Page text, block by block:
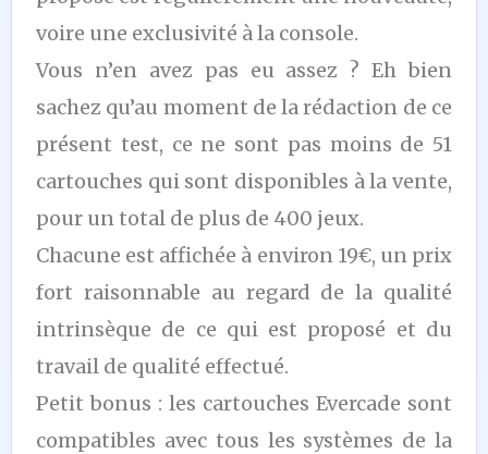
voire une exclusivité à la console.
Vous n’en avez pas eu assez ? Eh bien
sachez qu’au moment de la rédaction de ce
présent test, ce ne sont pas moins de 51
cartouches qui sont disponibles à la vente,
pour un total de plus de 400 jeux.
Chacune est affichée à environ 19€, un prix
fort raisonnable au regard de la qualité
intrinsèque de ce qui est proposé et du
travail de qualité effectué.
Petit bonus : les cartouches Evercade sont
compatibles avec tous les systèmes de la